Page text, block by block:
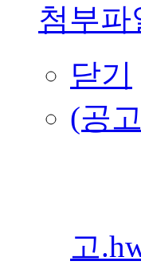
첨부파
닫기
(공
고